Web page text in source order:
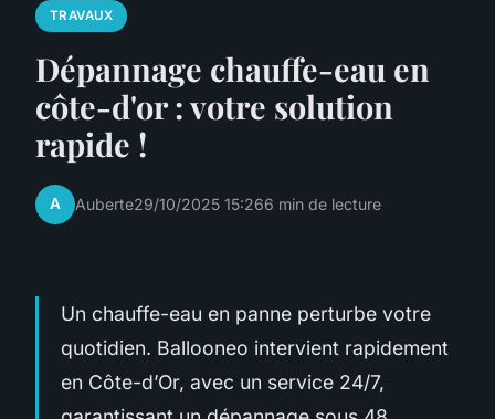
TRAVAUX
Dépannage chauffe-eau en
côte-d'or : votre solution
rapide !
A Auberte29/10/2025 15:266 min de lecture
Un chauffe-eau en panne perturbe votre
quotidien. Ballooneo intervient rapidement
en Côte-d’Or, avec un service 24/7,